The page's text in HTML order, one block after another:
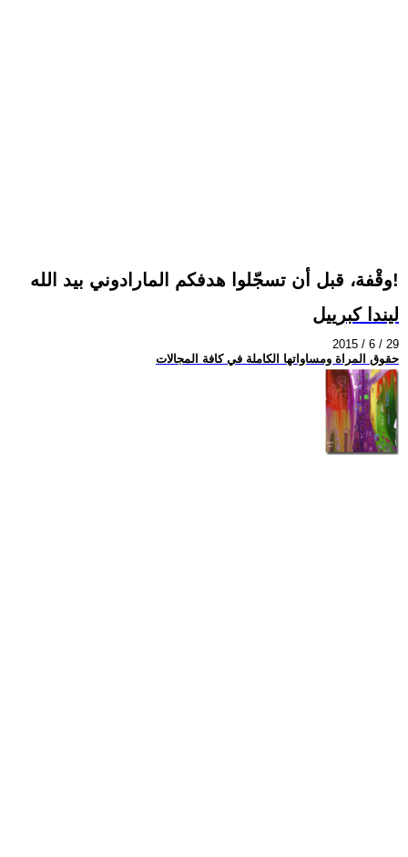
وقْفة، قبل أن تسجّلوا هدفكم المارادوني بيد الله!
ليندا كبرييل
2015 / 6 / 29
حقوق المراة ومساواتها الكاملة في كافة المجالات